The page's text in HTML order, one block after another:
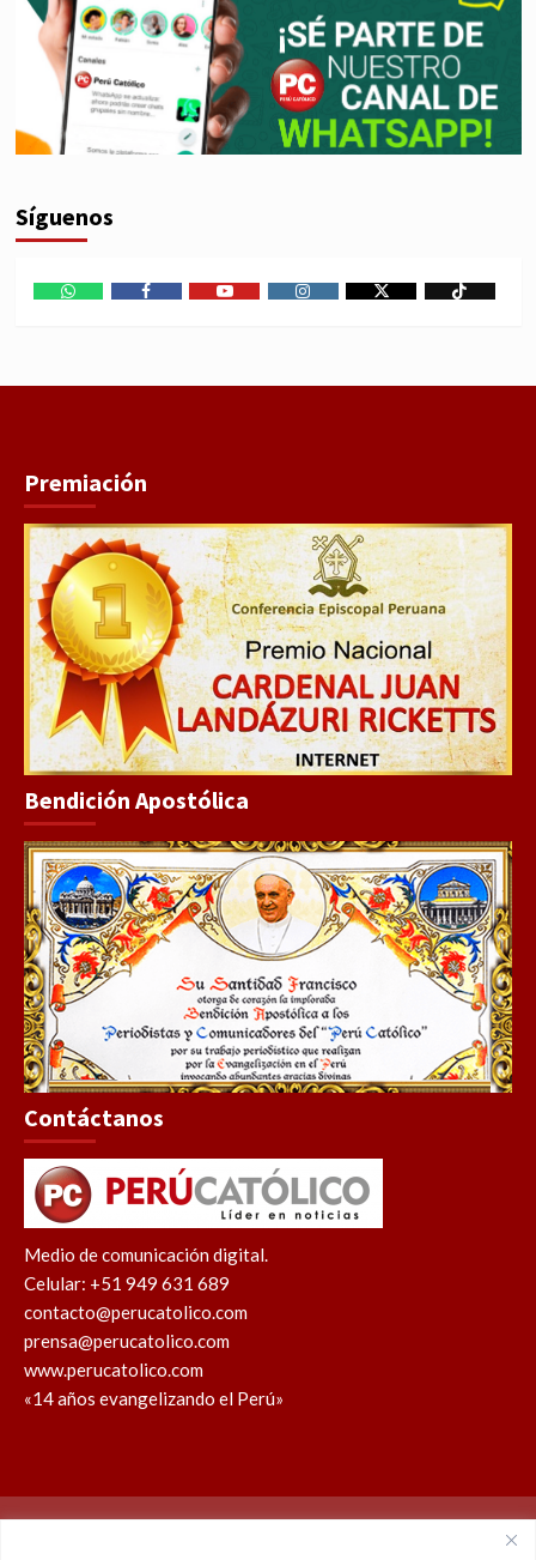
Síguenos
Premiación
Bendición Apostólica
Contáctanos
Medio de comunicación digital.
Celular: +51 949 631 689
contacto@perucatolico.com
prensa@perucatolico.com
www.perucatolico.com
«14 años evangelizando el Perú»
Política de cookies Política de privacidad